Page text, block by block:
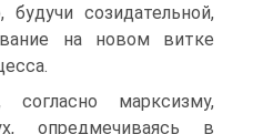
будучи созидательной,
на новом витке
согласно марксизму,
опредмечиваясь в